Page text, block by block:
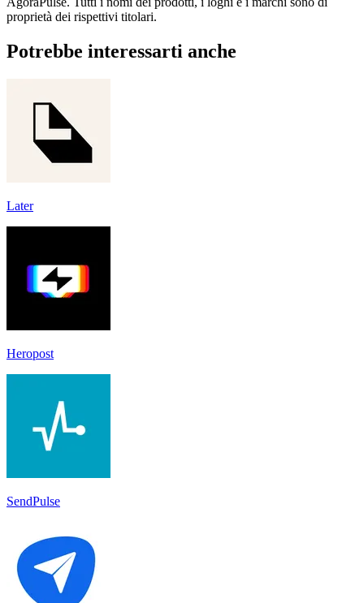
proprietà dei rispettivi titolari.
Potrebbe interessarti anche
Later
Heropost
SendPulse